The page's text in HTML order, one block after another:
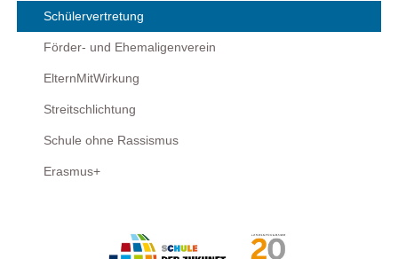
Schülervertretung
Förder- und Ehemaligenverein
ElternMitWirkung
Streitschlichtung
Schule ohne Rassismus
Erasmus+